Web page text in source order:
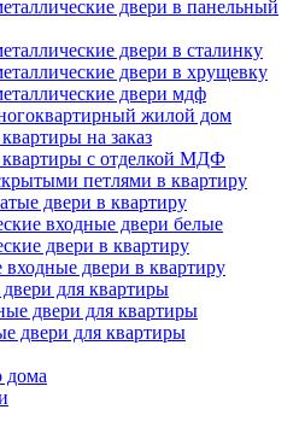
двери в панельный
двери в сталинку
двери в хрущевку
двери мдф
жилой дом
на заказ
квартиры с отделкой МДФ
петлями в квартиру
двери в квартиру
входные двери белые
двери в квартиру
входные двери в квартиру
для квартиры
двери для квартиры
двери для квартиры
дома